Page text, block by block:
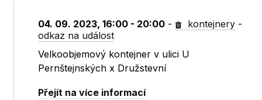
04. 09. 2023, 16:00 - 20:00 - kontejnery -
odkaz na událost
Velkoobjemový kontejner v ulici U
Pernštejnských x Družstevní
Přejít na více informací